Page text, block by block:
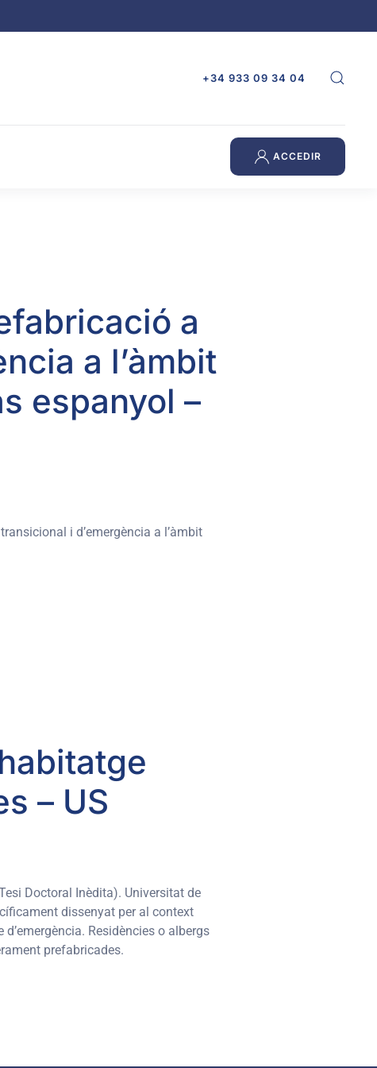
+34 933 09 34 04
ACCEDIR
a
a l’àmbit
espanyol –
i d’emergència a l’àmbit
– US
Doctoral Inèdita). Universitat de
dissenyat per al context
Residències o albergs
prefabricades.